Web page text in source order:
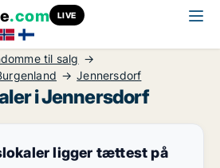
.com LIVE
til salg
Jennersdorf
i Jennersdorf
ligger tættest på